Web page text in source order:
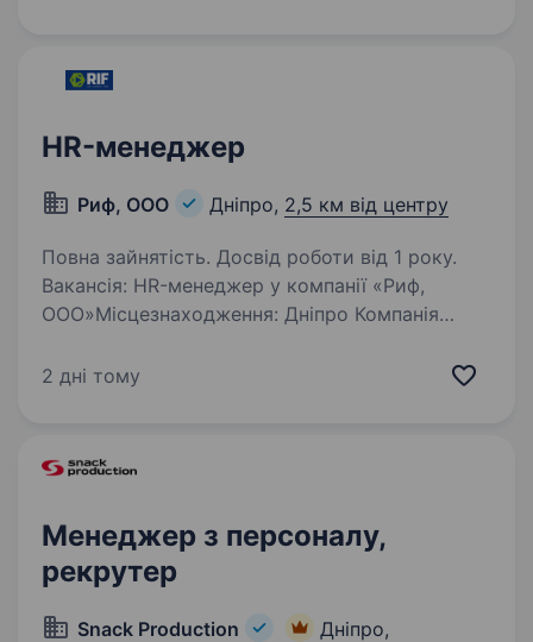
HR-менеджер
Риф, ООО Дніпро, 2,5 км від центру
Повна зайнятість. Досвід роботи від 1 року.
Вакансія: HR-менеджер у компанії «Риф,
ООО»Місцезнаходження: Дніпро Компанія
кондитерських виробів, яка пропонує
2 дні тому
Менеджер з персоналу,
рекрутер
Snack Production
Дніпро,